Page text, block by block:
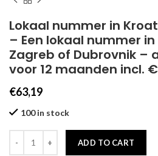
Lokaal nummer in
– Een lokaal nummer
Zagreb of Dubrovnik –
voor 12 maanden incl.
€63,19
100 in stock
ADD TO CART